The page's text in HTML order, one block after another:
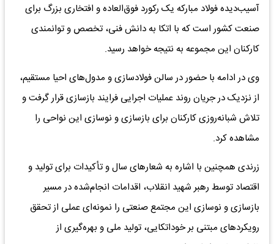
آسیب‌دیده فولاد مبارکه یک رکورد فوق‌العاده و افتخاری بزرگ برای
صنعت کشور است که با اتکا به دانش فنی، تخصص و توانمندی
کارکنان این مجموعه به نتیجه خواهد رسید.
وی در ادامه با حضور در سالن فولادسازی و مدول‌های احیا مستقیم،
از نزدیک در جریان روند عملیات اجرایی فرایند بازسازی قرار گرفت و
تلاش شبانه‌روزی کارکنان برای بازسازی و نوسازی این نواحی را
مشاهده کرد.
زرندی همچنین با اشاره به شعارهای سال و تأکیدات برای تولید و
اقتصاد توسط رهبر شهید انقلاب، اقدامات انجام‌شده در مسیر
بازسازی و نوسازی این مجتمع صنعتی را نمونه‌ای عملی از تحقق
رویکردهای مبتنی بر خوداتکایی، تولید ملی و بهره‌گیری از